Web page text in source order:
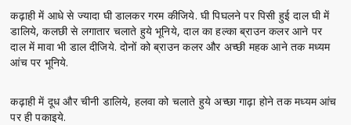
कढ़ाही में आधे से ज्यादा घी डालकर गरम कीजिये. घी पिघलने पर पिसी हुई दाल घी में
डालिये, कलछी से लगातार चलाते हुये भूनिये, दाल का हल्का ब्राउन कलर आने पर
दाल में मावा भी डाल दीजिये. दोनों को ब्राउन कलर और अच्छी महक आने तक मध्यम
आंच पर भूनिये.
कढ़ाही में दूध और चीनी डालिये, हलवा को चलाते हुये अच्छा गाढ़ा होने तक मध्यम आंच
पर ही पकाइये.